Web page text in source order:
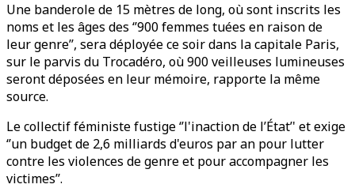
Une banderole de 15 mètres de long, où sont inscrits les
noms et les âges des ‘’900 femmes tuées en raison de
leur genre’’, sera déployée ce soir dans la capitale Paris,
sur le parvis du Trocadéro, où 900 veilleuses lumineuses
seront déposées en leur mémoire, rapporte la même
source.
Le collectif féministe fustige ‘’l'inaction de l’État’' et exige
‘’un budget de 2,6 milliards d'euros par an pour lutter
contre les violences de genre et pour accompagner les
victimes’’.